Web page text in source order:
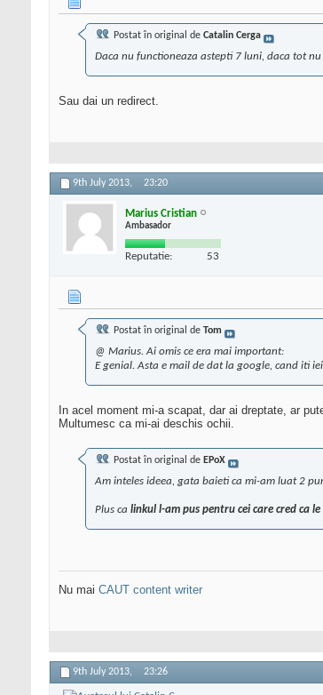
Postat în original de Catalin Cerga
Daca nu functioneaza astepti 7 luni, daca tot
Sau dai un redirect.
9th July 2013, 23:20
Marius Cristian
Ambasador
Reputatie: 53
Postat în original de Tom
@ Marius. Ai omis ce era mai important:
E genial. Asta e mail de dat la google, cand iti
In acel moment mi-a scapat, dar ai dreptate, ar
Multumesc ca mi-ai deschis ochii.
Postat în original de EPoX
Am inteles ideea, gata baieti ca mi-am luat 2
Plus ca linkul l-am pus pentru cei care cred ca
Nu mai CAUT content writer
9th July 2013, 23:26